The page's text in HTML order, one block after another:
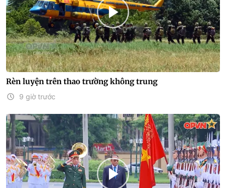
Rèn luyện trên thao trường không trung
9 giờ trước